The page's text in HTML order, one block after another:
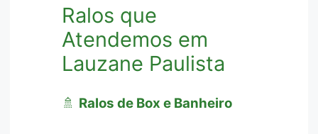
Ralos que
Atendemos em
Lauzane Paulista
🚿 Ralos de Box e Banheiro